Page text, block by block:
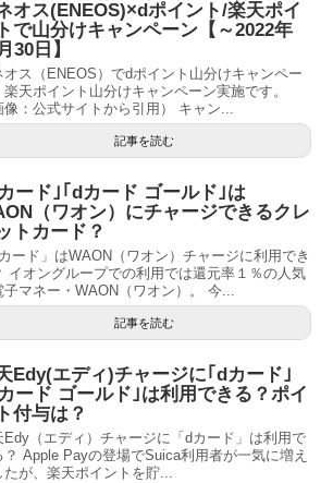
オス(ENEOS)×dポイント/楽天ポイ
で山分けキャンペーン【～2022年
30日】
オス（ENEOS）でdポイント山分けキャンペー
楽天ポイント山分けキャンペーン実施です。
像：公式サイトから引用） キャン...
記事を読む
ード｣｢dカード ゴールド｣は
（ワオン）にチャージできるクレ
トカード？
カード」はWAON（ワオン）チャージに利用でき
イオングループでの利用では還元率１％の人気
子マネー・WAON（ワオン）。 今...
記事を読む
Edy(エディ)チャージに｢dカード｣
ード ゴールド｣は利用できる？ポイ
付与は？
Edy（エディ）チャージに「dカード」は利用で
？ Apple Payの登場でSuica利用者が一気に増え
たが、楽天ポイントを貯...